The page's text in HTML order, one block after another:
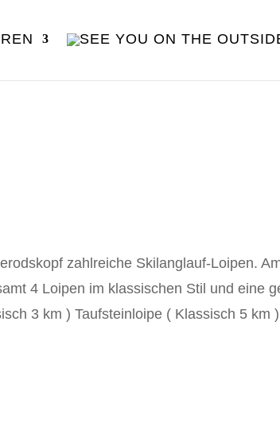
zahlreiche Skilanglauf-Loipen.
4 Loipen im klassischen Stil und eine
3 km ) Taufsteinloipe ( Klassisch 5 km